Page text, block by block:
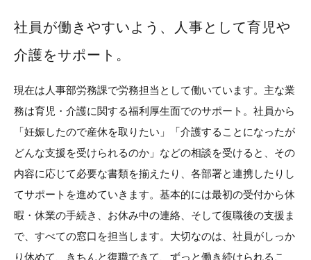
社員が働きやすいよう、人事として育児や
介護をサポート。
現在は人事部労務課で労務担当として働いています。主な業
務は育児・介護に関する福利厚生面でのサポート。社員から
「妊娠したので産休を取りたい」「介護することになったが
どんな支援を受けられるのか」などの相談を受けると、その
内容に応じて必要な書類を揃えたり、各部署と連携したりし
てサポートを進めていきます。基本的には最初の受付から休
暇・休業の手続き、お休み中の連絡、そして復職後の支援ま
で、すべての窓口を担当します。大切なのは、社員がしっか
り休めて、きちんと復職できて、ずっと働き続けられるこ